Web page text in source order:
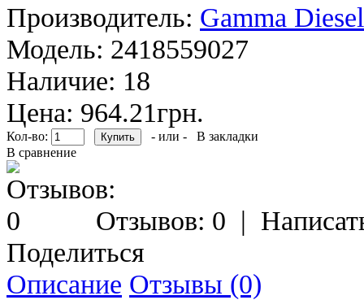
Производитель: Gamma Diesel
Модель: 2418559027
Наличие: 18
Цена: 964.21грн.
Кол-во: - или -
В закладки
В сравнение
Отзывов: 0 |
Поделиться
Описание Отзывы (0)